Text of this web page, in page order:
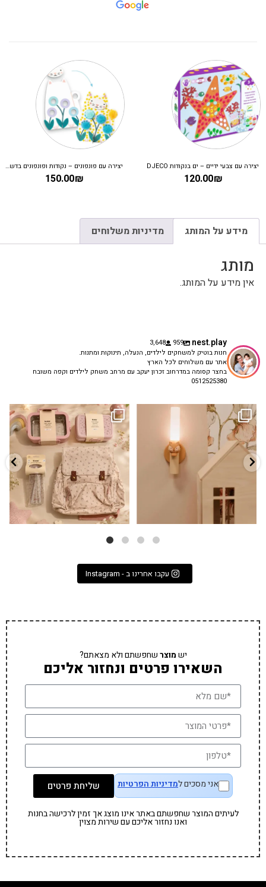
יצירה עם צבעי ידיים – ים בנקודות DJECO
120.00₪
יצירה עם פונפונים – נקודות ופונפונים בדשא DJECO
150.00₪
מידע על המותג מדיניות משלוחים
מותג
אין מידע על המותג.
nest.play
959
3,648
חנות בוטיק למשחקים לילדים, הנעלה, תינוקות ומתנות.
אתר עם משלוחים לכל הארץ
בחצר קסומה במדרחוב זכרון יעקב עם מרחב משחק לילדים וקפה משובח
0512525380
✨ חוזרים למסגרת בסטייל! ✨
הקולקציה החדשה...
9 4
גם פריט עיצובי לחדר, גם מנורת לילה
...
0
עקבו אחרינו ב - Instagram
ישמוצרשחפשתם ולא מצאתם?
השאירו פרטים ונחזור אליכם
אני מסכים למדיניות הפרטיות שליחת פרטים
לעיתים המוצר שחפשתם באתר אינו מוצג אך זמין לרכישה בחנות
ואנו נחזור אליכם עם שירות מצוין